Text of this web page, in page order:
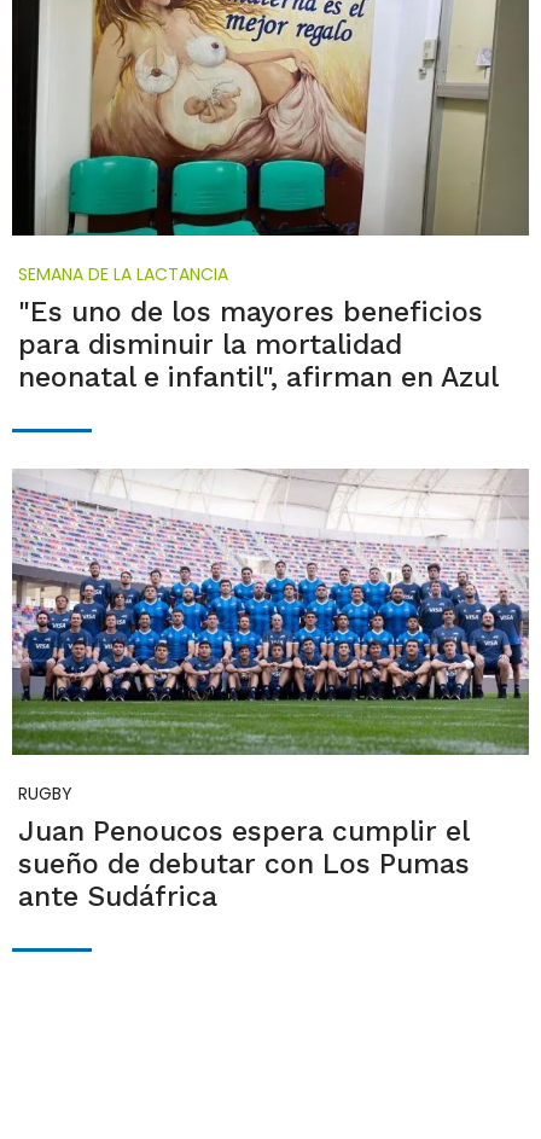
SEMANA DE LA LACTANCIA
"Es uno de los mayores beneficios
para disminuir la mortalidad
neonatal e infantil", afirman en Azul
RUGBY
Juan Penoucos espera cumplir el
sueño de debutar con Los Pumas
ante Sudáfrica